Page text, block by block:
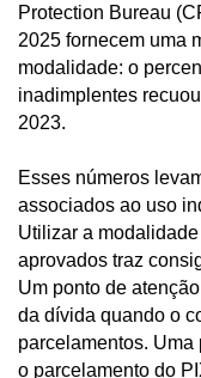
Protection Bureau
2025 fornecem uma
modalidade: o
inadimplentes
2023.
Esses números
associados ao uso
Utilizar a
aprovados traz
Um ponto de
da dívida quando o
parcelamentos.
o parcelamento do